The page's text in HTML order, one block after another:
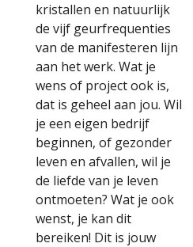
kristallen en natuurlijk
de vijf geurfrequenties
van de manifesteren lijn
aan het werk. Wat je
wens of project ook is,
dat is geheel aan jou. Wil
je een eigen bedrijf
beginnen, of gezonder
leven en afvallen, wil je
de liefde van je leven
ontmoeten? Wat je ook
wenst, je kan dit
bereiken! Dit is jouw